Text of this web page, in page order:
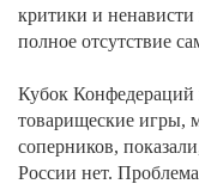
критики и ненависти
полное отсутствие
Кубок
товарищеские игры,
соперников,
России нет.